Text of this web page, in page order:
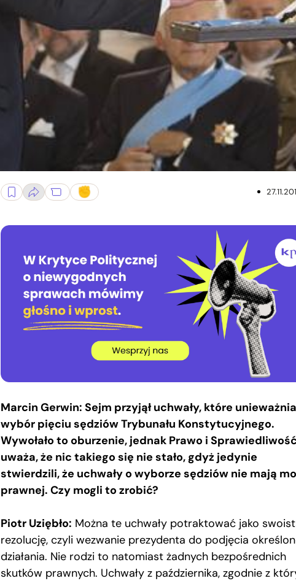
Marcin Gerwin: Sejm przyjął uchwały, które
wybór pięciu sędziów Trybunału Konstytucyjnego.
Wywołało to oburzenie, jednak Prawo i
uważa, że nic takiego się nie stało, gdyż jedynie
stwierdzili, że uchwały o wyborze sędziów nie mają
prawnej. Czy mogli to zrobić?
Piotr Uziębło: Można te uchwały potraktować jako
rezolucję, czyli wezwanie prezydenta do podjęcia
działania. Nie rodzi to natomiast żadnych bezpośrednich
skutków prawnych. Uchwały z października, zgodnie z